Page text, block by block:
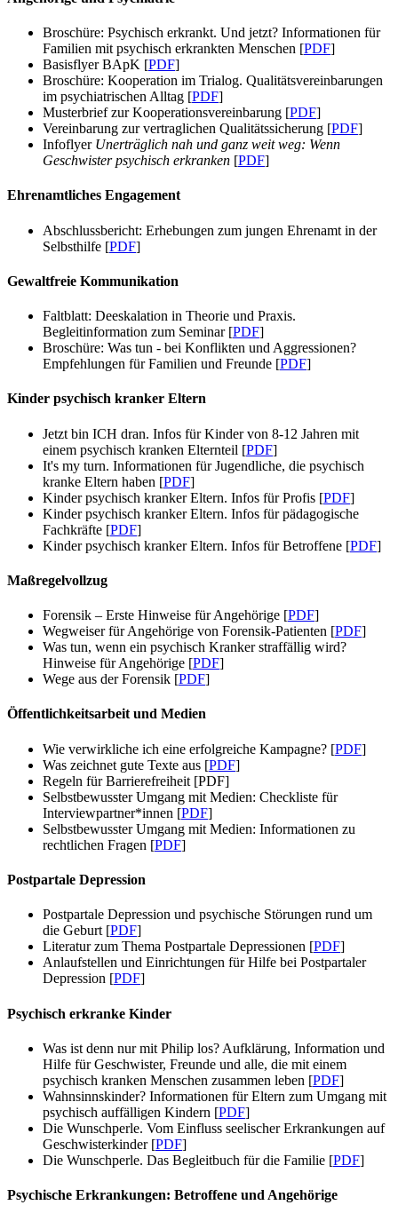
Broschüre: Psychisch erkrankt. Und jetzt? Informationen für
Familien mit psychisch erkrankten Menschen [PDF]
Basisflyer BApK [PDF]
Broschüre: Kooperation im Trialog. Qualitätsvereinbarungen
im psychiatrischen Alltag [PDF]
Musterbrief zur Kooperationsvereinbarung [PDF]
Vereinbarung zur vertraglichen Qualitätssicherung [PDF]
Infoflyer Unerträglich nah und ganz weit weg: Wenn
Geschwister psychisch erkranken [PDF]
Ehrenamtliches Engagement
Abschlussbericht: Erhebungen zum jungen Ehrenamt in der
Selbsthilfe [PDF]
Gewaltfreie Kommunikation
Faltblatt: Deeskalation in Theorie und Praxis.
Begleitinformation zum Seminar [PDF]
Broschüre: Was tun - bei Konflikten und Aggressionen?
Empfehlungen für Familien und Freunde [PDF]
Kinder psychisch kranker Eltern
Jetzt bin ICH dran. Infos für Kinder von 8-12 Jahren mit
einem psychisch kranken Elternteil [PDF]
It's my turn. Informationen für Jugendliche, die psychisch
kranke Eltern haben [PDF]
Kinder psychisch kranker Eltern. Infos für Profis [PDF]
Kinder psychisch kranker Eltern. Infos für pädagogische
Fachkräfte [PDF]
Kinder psychisch kranker Eltern. Infos für Betroffene [PDF]
Maßregelvollzug
Forensik – Erste Hinweise für Angehörige [PDF]
Wegweiser für Angehörige von Forensik-Patienten [PDF]
Was tun, wenn ein psychisch Kranker straffällig wird?
Hinweise für Angehörige [PDF]
Wege aus der Forensik [PDF]
Öffentlichkeitsarbeit und Medien
Wie verwirkliche ich eine erfolgreiche Kampagne? [PDF]
Was zeichnet gute Texte aus [PDF]
Regeln für Barrierefreiheit [PDF]
Selbstbewusster Umgang mit Medien: Checkliste für
Interviewpartner*innen [PDF]
Selbstbewusster Umgang mit Medien: Informationen zu
rechtlichen Fragen [PDF]
Postpartale Depression
Postpartale Depression und psychische Störungen rund um
die Geburt [PDF]
Literatur zum Thema Postpartale Depressionen [PDF]
Anlaufstellen und Einrichtungen für Hilfe bei Postpartaler
Depression [PDF]
Psychisch erkranke Kinder
Was ist denn nur mit Philip los? Aufklärung, Information und
Hilfe für Geschwister, Freunde und alle, die mit einem
psychisch kranken Menschen zusammen leben [PDF]
Wahnsinnskinder? Informationen für Eltern zum Umgang mit
psychisch auffälligen Kindern [PDF]
Die Wunschperle. Vom Einfluss seelischer Erkrankungen auf
Geschwisterkinder [PDF]
Die Wunschperle. Das Begleitbuch für die Familie [PDF]
Psychische Erkrankungen: Betroffene und Angehörige